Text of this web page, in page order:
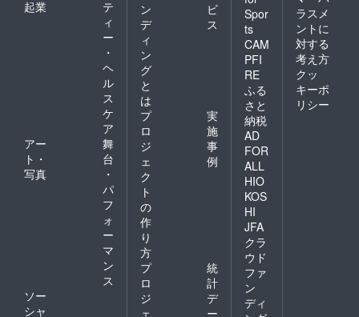
起業
テ
ィ
ー
・
ヘ
ル
ス
ケ
ア
アー
ト・
写真
舞
台
・
パ
フ
ォ
ー
マ
ン
ス
ソー
シャ
ン
デ
ィ
ン
グ
と
は
ビ
ス
プ
ロ
ジ
ェ
ク
ト
の
作
り
方
実
施
事
例
プ
ロ
ジ
ェ
統
計
デ
ー
Spor
ts
CAM
PFI
RE
ふる
さと
納税
AD
FOR
ALL
HIO
KOS
HI
JFA
クラ
ウド
ファ
ン
ディ
ラスメ
ントに
対する
考え方
クッ
キーポ
リシー